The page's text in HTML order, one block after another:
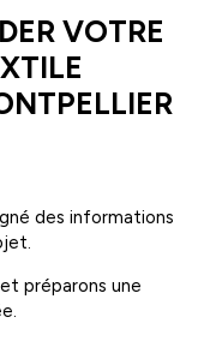
VOTRE
des informations
préparons une